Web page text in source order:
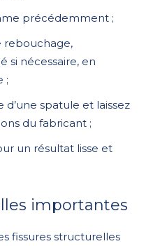
précédemment ;
rebouchage,
si nécessaire, en
;
d’une spatule et laissez
du fabricant ;
un résultat lisse et
importantes
fissures structurelles